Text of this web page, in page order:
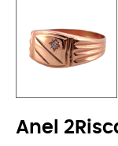
Anel